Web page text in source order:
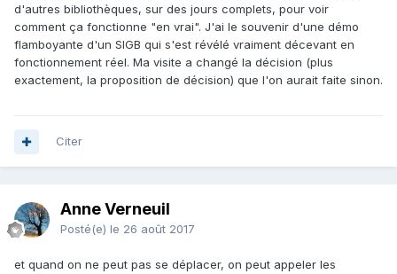
d'autres bibliothèques, sur des jours complets, pour voir
comment ça fonctionne "en vrai". J'ai le souvenir d'une démo
flamboyante d'un SIGB qui s'est révélé vraiment décevant en
fonctionnement réel. Ma visite a changé la décision (plus
exactement, la proposition de décision) que l'on aurait faite sinon.
Citer
Anne Verneuil
Posté(e) le 26 août 2017
et quand on ne peut pas se déplacer, on peut appeler les